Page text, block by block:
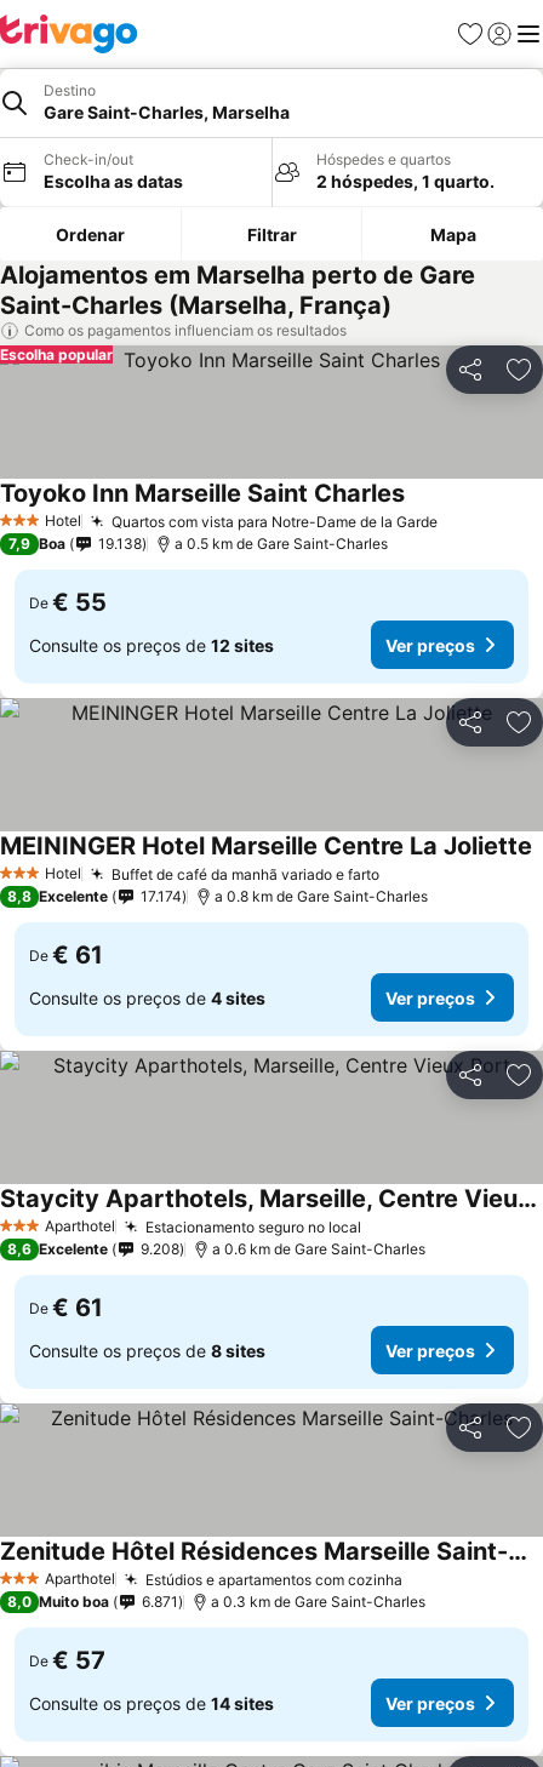
Favoritos
Iniciar
Destino
Gare Saint-Charles, Marselha
Check-in/out
Escolha as datas
Hóspedes e quartos
2 hóspedes, 1 quarto.
Ordenar Filtrar Mapa
Alojamentos em Marselha perto de Gare
Saint-Charles (Marselha, França)
Como os pagamentos influenciam os resultados
Partilhar
Escolha popular
3 EstrelasHotel Quartos com vista para Notre-Dame de la GardeVer preços
Toyoko Inn Marseille Saint CharlesVer preços
7,9 Boa 19.138 a 0.5 km de Gare Saint-Charles
De € 55
Consulte os preços de 12 sites Ver preços
Partilhar
3 EstrelasHotel Buffet de café da manhã variado e fartoVer preços
MEININGER Hotel Marseille Centre La Joliette
8,8 Excelente 17.174 a 0.8 km de Gare Saint-Charles
De € 61
Consulte os preços de 4 sites Ver preços
Partilhar
3 EstrelasAparthotel Estacionamento seguro no local
Staycity Aparthotels, Marseille, Centre Vieux Port
Ver preços
8,6 Excelente 9.208 a 0.6 km de Gare Saint-Charles
De € 61
Consulte os preços de 8 sites Ver preços
Partilhar
3 EstrelasAparthotel Estúdios e apartamentos com cozinha
Zenitude Hôtel Résidences Marseille Saint-Charles
Ver preços
8,0 Muito boa 6.871 a 0.3 km de Gare Saint-Charles
De € 57
Consulte os preços de 14 sites Ver preços